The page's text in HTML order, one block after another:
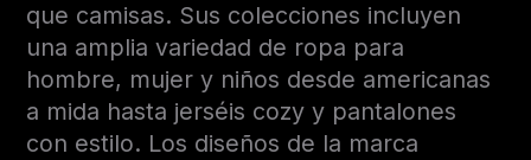
que camisas. Sus colecciones incluyen
una amplia variedad de ropa para
hombre, mujer y niños desde americanas
a mida hasta jerséis cozy y pantalones
con estilo. Los diseños de la marca